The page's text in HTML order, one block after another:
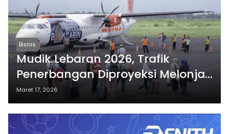
Bisnis
Mudik Lebaran 2026, Trafik
Penerbangan Diproyeksi Melonjak
4,5 Persen
Maret 17, 2026